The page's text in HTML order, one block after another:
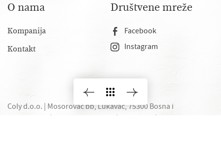
O nama
Kompanija
Kontakt
Društvene mreže
Facebook
Instagram
Coly d.o.o. | Mosorovac bb, Lukavac, 75300 Bosna i
Hercegovina |
|
|